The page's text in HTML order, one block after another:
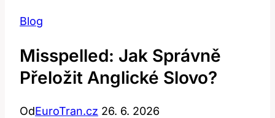
Blog
Misspelled: Jak Správně
Přeložit Anglické Slovo?
OdEuroTran.cz 26. 6. 2026